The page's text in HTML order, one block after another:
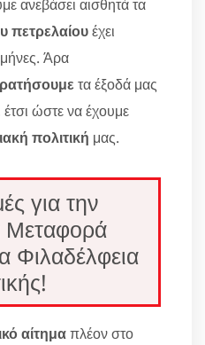
ανεβάσει αισθητά τα
πετρελαίουέχει
μήνες. Άρα
τα έξοδά μας
ώστε να έχουμε
πολιτική μας.
για την
Μεταφορά
αίτημαπλέον στο